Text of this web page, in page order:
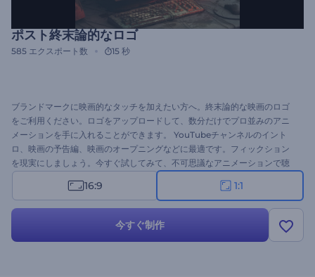
ポスト終末論的なロゴ
585 エクスポート数 15 秒
ブランドマークに映画的なタッチを加えたい方へ。終末論的な映画のロゴ
をご利用ください。ロゴをアップロードして、数分だけでプロ並みのアニ
メーションを手に入れることができます。 YouTubeチャンネルのイント
ロ、映画の予告編、映画のオープニングなどに最適です。フィックション
を現実にしましょう。今すぐ試してみて、不可思議なアニメーションで聴
16:9 1:1
今すぐ制作